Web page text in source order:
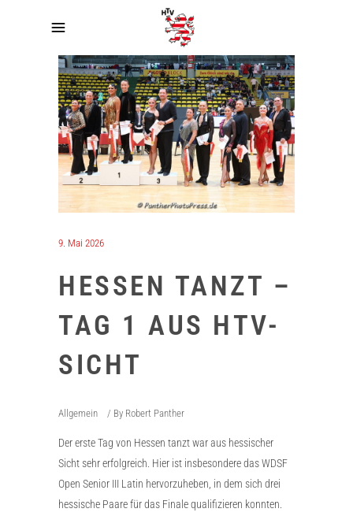
9. Mai 2026
HESSEN TANZT –
TAG 1 AUS HTV-
SICHT
Allgemein By Robert Panther
Der erste Tag von Hessen tanzt war aus hessischer
Sicht sehr erfolgreich. Hier ist insbesondere das WDSF
Open Senior III Latin hervorzuheben, in dem sich drei
hessische Paare für das Finale qualifizieren konnten.